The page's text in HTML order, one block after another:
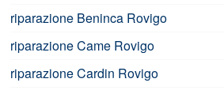
riparazione Beninca Rovigo
riparazione Came Rovigo
riparazione Cardin Rovigo